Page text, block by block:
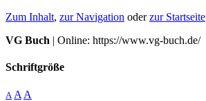
Zum Inhalt, zur Navigation oderzur Startseite
VG Buch | Online: https://www.vg-buch.de/
Schriftgröße
A A A